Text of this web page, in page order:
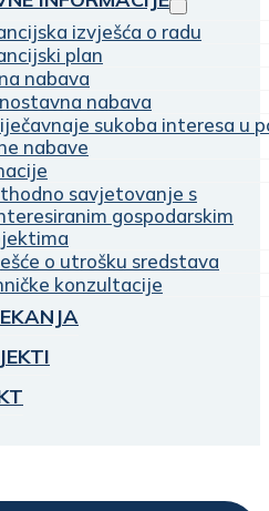
izvješća o radu
plan
nabava
nabava
sukoba interesa u
nabave
savjetovanje s
gospodarskim
o utrošku sredstava
konzultacije